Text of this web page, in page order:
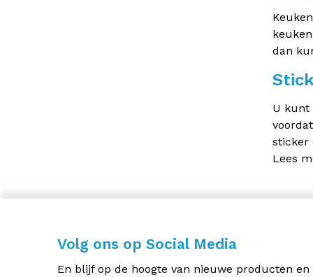
dan
U kunt
sticker
Lees
Volg ons op Social Media
En blijf op de hoogte van nieuwe producten en